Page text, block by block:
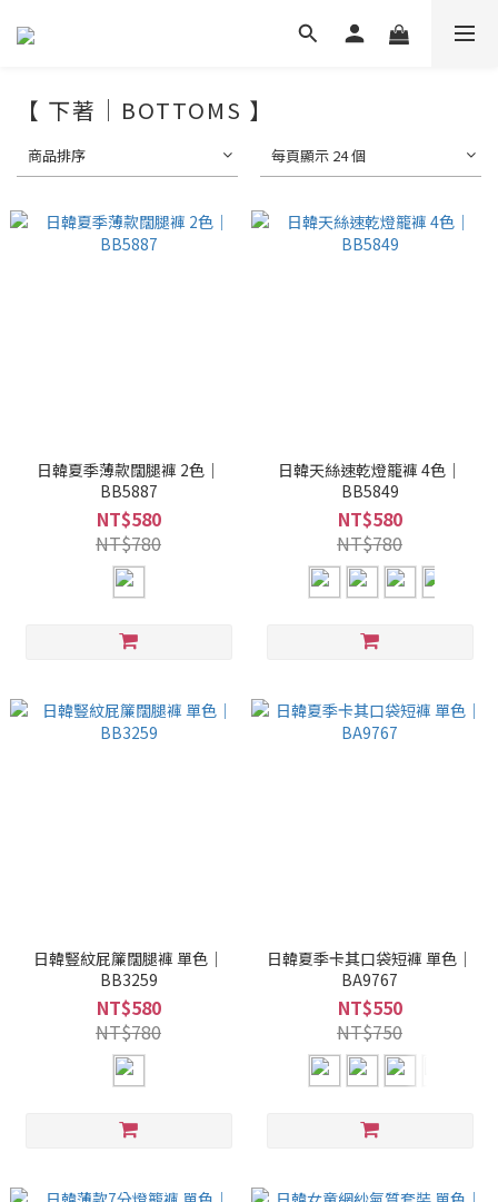
【 下著｜BOTTOMS 】
商品排序 每頁顯示 24 個
日韓夏季薄款闊腿褲 2色｜
BB5887
NT$580
NT$780
日韓天絲速乾燈籠褲 4色｜
BB5849
NT$580
NT$780
日韓豎紋屁簾闊腿褲 單色｜
BB3259
NT$580
NT$780
日韓夏季卡其口袋短褲 單色｜
BA9767
NT$550
NT$750